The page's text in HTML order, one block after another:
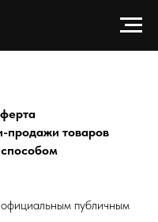
продажи товаров
публичным